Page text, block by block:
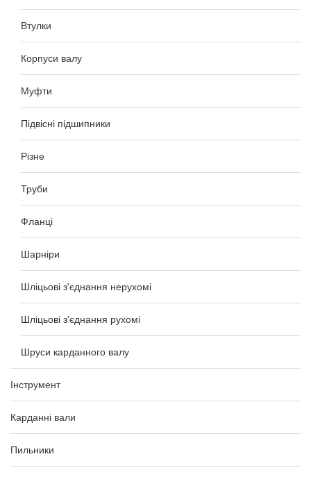
Втулки
Корпуси валу
Муфти
Підвісні підшипники
Різне
Труби
Фланці
Шарніри
Шліцьові з'єднання нерухомі
Шліцьові з'єднання рухомі
Шруси карданного валу
Інструмент
Карданні вали
Пильники